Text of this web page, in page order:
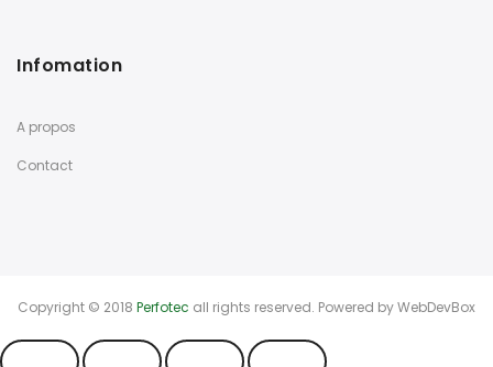
Infomation
A propos
Contact
Copyright © 2018 Perfotec all rights reserved. Powered byWebDevBox